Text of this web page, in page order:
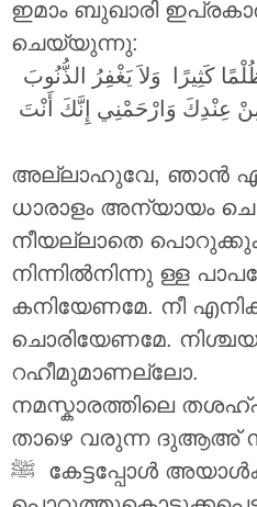
ഇമാം ബുഖാരി
ചെയ്യുന്നു:
كَثِيرًا وَلاَ يَغْفِرُ الذُّنُوبَ
عِنْدِكَ وَارْحَمْنِي إِنَّكَ أَنْتَ
അല്ലാഹുവേ, ഞാൻ
ധാരാളം അന്യായം
നീയല്ലാതെ
നിന്നിൽനിന്നു ള്ള
കനിയേണമേ. നീ
ചൊരിയേണമേ.
റഹീമുമാണല്ലോ.
നമസ്കാരത്തിലെ
താഴെ വരുന്ന ദുആഅ്